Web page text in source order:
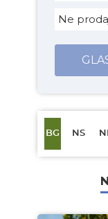
Ne
BG NS NI